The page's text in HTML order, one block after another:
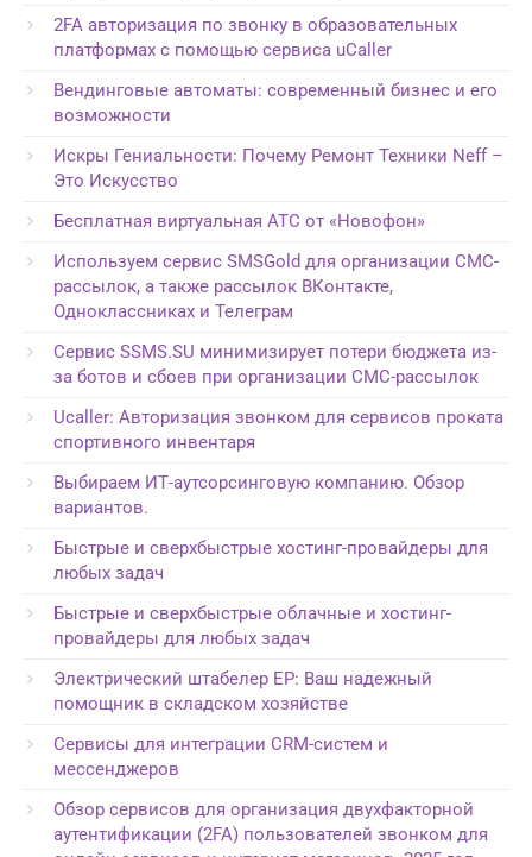
2FA авторизация по звонку в образовательных
платформах с помощью сервиса uCaller
Вендинговые автоматы: современный бизнес и его
возможности
Искры Гениальности: Почему Ремонт Техники Neff –
Это Искусство
Бесплатная виртуальная АТС от «Новофон»
Используем сервис SMSGold для организации СМС-
рассылок, а также рассылок ВКонтакте,
Одноклассниках и Телеграм
Сервис SSMS.SU минимизирует потери бюджета из-
за ботов и сбоев при организации СМС-рассылок
Ucaller: Авторизация звонком для сервисов проката
спортивного инвентаря
Выбираем ИТ-аутсорсинговую компанию. Обзор
вариантов.
Быстрые и сверхбыстрые хостинг-провайдеры для
любых задач
Быстрые и сверхбыстрые облачные и хостинг-
провайдеры для любых задач
Электрический штабелер EP: Ваш надежный
помощник в складском хозяйстве
Сервисы для интеграции CRM-систем и
мессенджеров
Обзор сервисов для организация двухфакторной
аутентификации (2FA) пользователей звонком для